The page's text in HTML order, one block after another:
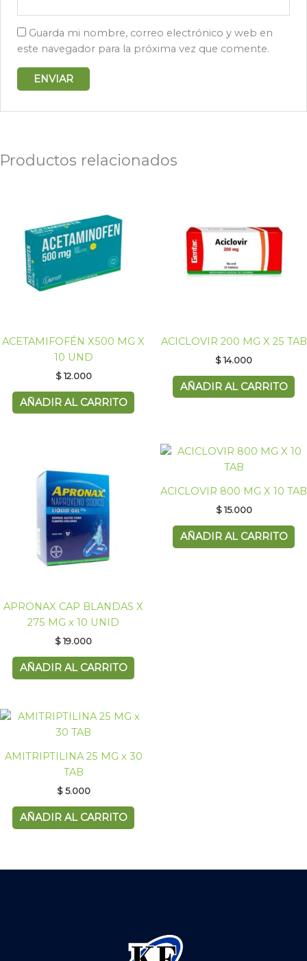
Guarda mi nombre, correo electrónico y web en
este navegador para la próxima vez que comente.
Productos relacionados
ACETAMIFOFÉN X500 MG X
10 UND
$12.000
AÑADIR AL CARRITO
ACICLOVIR 200 MG X 25 TAB
$14.000
AÑADIR AL CARRITO
APRONAX CAP BLANDAS X
275 MG x 10 UNID
$19.000
AÑADIR AL CARRITO
ACICLOVIR 800 MG X 10 TAB
$15.000
AÑADIR AL CARRITO
AMITRIPTILINA 25 MG x 30
TAB
$5.000
AÑADIR AL CARRITO